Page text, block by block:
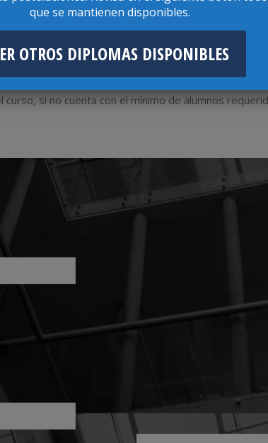
si no cuenta con el mínimo de alumnos
que se mantienen disponibles.
OTROS DIPLOMAS DISPONIBLES